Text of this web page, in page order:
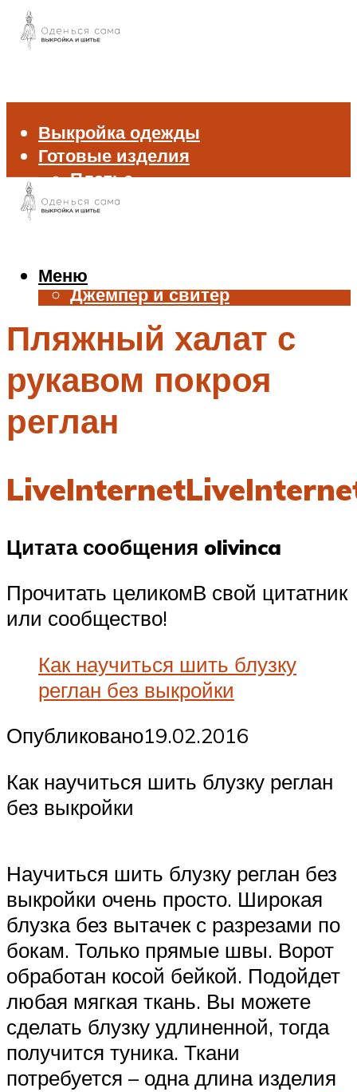
Выкройка одежды
Готовые изделия
Платье
Брюки
Жилет
Джемпер и свитер
Аксессуары
Меню
Меню
Пляжный халат с
рукавом покроя
реглан
Цитата сообщения olivinca
Прочитать целикомВ свой цитатник
или сообщество!
Как научиться шить блузку
реглан без выкройки
Опубликовано19.02.2016
Как научиться шить блузку реглан
без выкройки
Научиться шить блузку реглан без
выкройки очень просто. Широкая
блузка без вытачек с разрезами по
бокам. Только прямые швы. Ворот
обработан косой бейкой. Подойдет
любая мягкая ткань. Вы можете
сделать блузку удлиненной, тогда
получится туника. Ткани
потребуется – одна длина изделия